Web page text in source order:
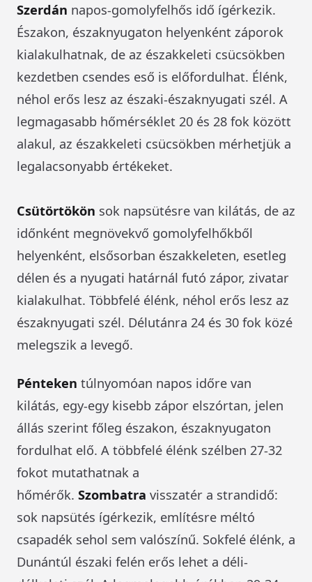
Szerdán napos-gomolyfelhős idő ígérkezik.
Északon, északnyugaton helyenként záporok
kialakulhatnak, de az északkeleti csücsökben
kezdetben csendes eső is előfordulhat. Élénk,
néhol erős lesz az északi-északnyugati szél. A
legmagasabb hőmérséklet 20 és 28 fok között
alakul, az északkeleti csücsökben mérhetjük a
legalacsonyabb értékeket.
Csütörtökön sok napsütésre van kilátás, de az
időnként megnövekvő gomolyfelhőkből
helyenként, elsősorban északkeleten, esetleg
délen és a nyugati határnál futó zápor, zivatar
kialakulhat. Többfelé élénk, néhol erős lesz az
északnyugati szél. Délutánra 24 és 30 fok közé
melegszik a levegő.
Pénteken túlnyomóan napos időre van
kilátás, egy-egy kisebb zápor elszórtan, jelen
állás szerint főleg északon, északnyugaton
fordulhat elő. A többfelé élénk szélben 27-32
fokot mutathatnak a
hőmérők. Szombatra visszatér a strandidő:
sok napsütés ígérkezik, említésre méltó
csapadék sehol sem valószínű. Sokfelé élénk, a
Dunántúl északi felén erős lehet a déli-